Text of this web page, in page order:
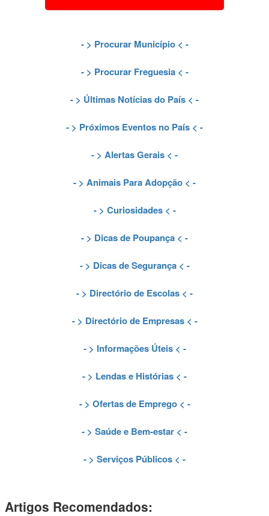
- > Procurar Município< -
- > Procurar Freguesia< -
- > Últimas Notícias do País < -
- > Próximos Eventos no País < -
- > Alertas Gerais < -
- > Animais Para Adopção < -
- > Curiosidades< -
- > Dicas de Poupança < -
- > Dicas de Segurança< -
- > Directório de Escolas < -
- > Directório de Empresas< -
- > Informações Úteis< -
- > Lendas e Histórias < -
- > Ofertas de Emprego< -
- > Saúde e Bem-estar < -
- > Serviços Públicos < -
Artigos Recomendados: